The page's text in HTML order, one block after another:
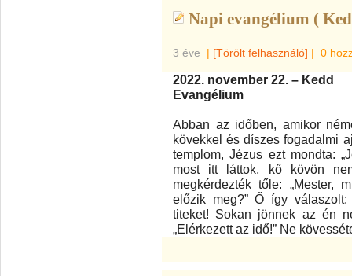
Napi evangélium (
3 éve | [Törölt felhasználó] | 0
2022. november 22. – Kedd
Evangélium
Abban az időben, amikor
kövekkel és díszes fogadalmi
templom, Jézus ezt mondta:
most itt láttok, kő kövön
megkérdezték tőle: „Mester,
előzik meg?” Ő így válaszolt:
titeket! Sokan jönnek az én
„Elérkezett az idő!” Ne